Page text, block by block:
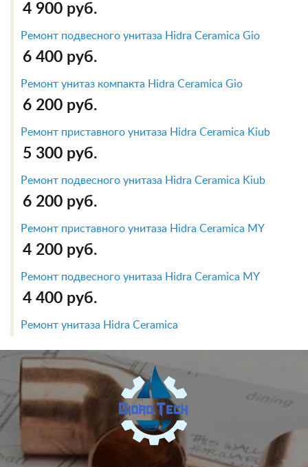
4 900 руб.
Ремонт подвесного унитаза Hidra Ceramica Gio
6 400 руб.
Ремонт унитаз компакта Hidra Ceramica Gio
6 200 руб.
Ремонт приставного унитаза Hidra Ceramica Kiub
5 300 руб.
Ремонт подвесного унитаза Hidra Ceramica Kiub
6 200 руб.
Ремонт приставного унитаза Hidra Ceramica MY
4 200 руб.
Ремонт подвесного унитаза Hidra Ceramica MY
4 400 руб.
Ремонт унитаза Hidra Ceramica